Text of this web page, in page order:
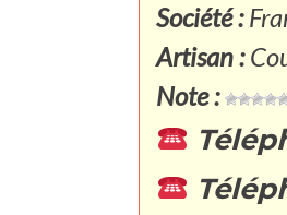
Société :
Artisan :
Note :